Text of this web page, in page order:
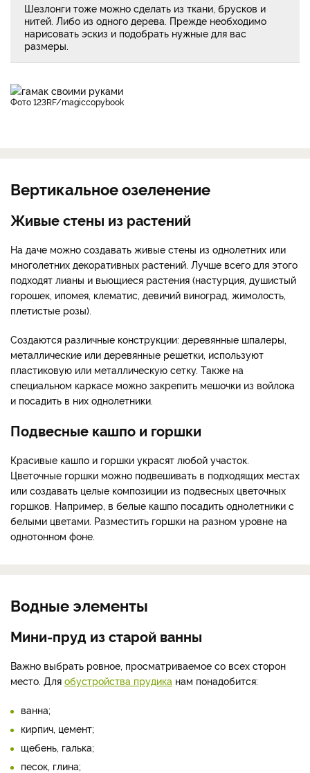
Шезлонги тоже можно сделать из ткани, брусков и
нитей. Либо из одного дерева. Прежде необходимо
нарисовать эскиз и подобрать нужные для вас
размеры.
фото 123RF/magiccopybook
Вертикальное озеленение
Живые стены из растений
На даче можно создавать живые стены из однолетних или
многолетних декоративных растений. Лучше всего для этого
подходят лианы и вьющиеся растения (настурция, душистый
горошек, ипомея, клематис, девичий виноград, жимолость,
плетистые розы).
Создаются различные конструкции: деревянные шпалеры,
металлические или деревянные решетки, используют
пластиковую или металлическую сетку. Также на
специальном каркасе можно закрепить мешочки из войлока
и посадить в них однолетники.
Подвесные кашпо и горшки
Красивые кашпо и горшки украсят любой участок.
Цветочные горшки можно подвешивать в подходящих местах
или создавать целые композиции из подвесных цветочных
горшков. Например, в белые кашпо посадить однолетники с
белыми цветами. Разместить горшки на разном уровне на
однотонном фоне.
Водные элементы
Мини-пруд из старой ванны
Важно выбрать ровное, просматриваемое со всех сторон
место. Для обустройства прудика нам понадобится:
ванна;
кирпич, цемент;
щебень, галька;
песок, глина;